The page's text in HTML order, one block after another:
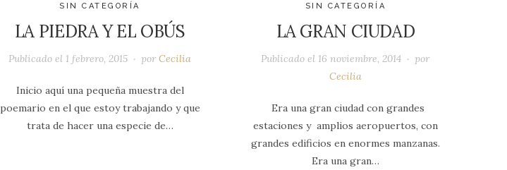
SIN CATEGORÍA
LA PIEDRA Y EL OBÚS
Publicado el 1 febrero, 2015 porCecilia
Inicio aquí una pequeña muestra del
poemario en el que estoy trabajando y que
trata de hacer una especie de…
SIN CATEGORÍA
LA GRAN CIUDAD
Publicado el 16 noviembre, 2014
por
Cecilia
Era una gran ciudad con grandes
estaciones y amplios aeropuertos, con
grandes edificios en enormes manzanas.
Era una gran…